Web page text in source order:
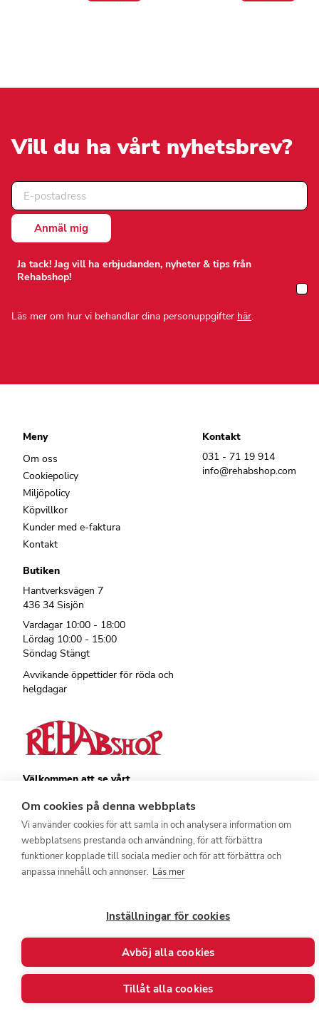
Om cookies på denna webbplats
Vi använder cookies för att samla in och analysera information om
webbplatsens prestanda och användning, för att förbättra
funktioner kopplade till sociala medier och för att förbättra och
anpassa innehåll och annonser. Läs mer
Inställningar för cookies
Avböj alla cookies
Tillåt alla cookies
Vill du ha vårt nyhetsbrev?
Ja tack! Jag vill ha erbjudanden, nyheter & tips från
Rehabshop!
Läs mer om hur vi behandlar dina personuppgifter här.
Meny
Om oss
Cookiepolicy
Miljöpolicy
Köpvillkor
Kunder med e-faktura
Kontakt
Kontakt
031 - 71 19 914
info@rehabshop.com
Butiken
Hantverksvägen 7
436 34 Sisjön
Vardagar 10:00 - 18:00
Lördag 10:00 - 15:00
Söndag Stängt
Avvikande öppettider för röda och
helgdagar
Välkommen att se vårt
Royalrest
Stärkevästen
Heatknife
Bauerfeind
Stimulite
© 2026 - Göran Sjödén Rehab Shop AB
Powered byMirva Webb